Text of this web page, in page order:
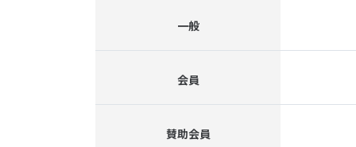
一般
会員
賛助会員